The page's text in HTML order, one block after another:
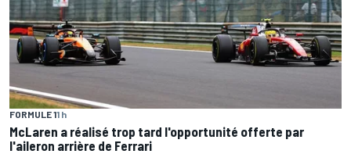
FORMULE 11 h
McLaren a réalisé trop tard l'opportunité offerte par
l'aileron arrière de Ferrari